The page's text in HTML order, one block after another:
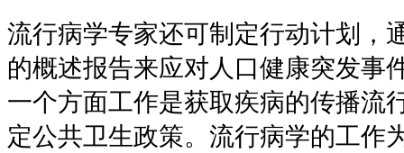
流行病学专家还可制定行动计划，
的概述报告来应对人口健康突发事
一个方面工作是获取疾病的传播流
定公共卫生政策。流行病学的工作